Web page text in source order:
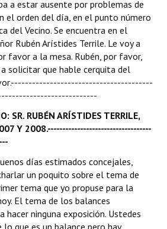
Letrada
a estar ausente por problemas de
el orden del día, en el punto número
del Vecino. Se encuentra en el
Rubén Arístides Terrile. Le voy a
favor a la mesa. Rubén, por favor,
solicitar que hable cerquita del
SR. RUBÉN ARÍSTIDES TERRILE,
Y 2008.-----------------------------------
días estimados concejales,
un poquito sobre el tema de
tema que yo propuse para la
El tema de los balances
hacer ninguna exposición. Ustedes
que es un balance pero hay